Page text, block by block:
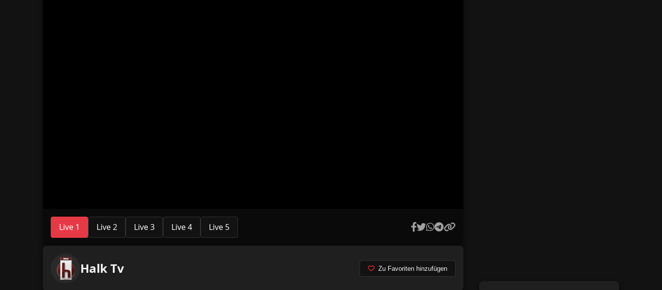
Live 1 Live 2 Live 3 Live 4 Live 5
Halk Tv Zu Favoriten hinzufügen